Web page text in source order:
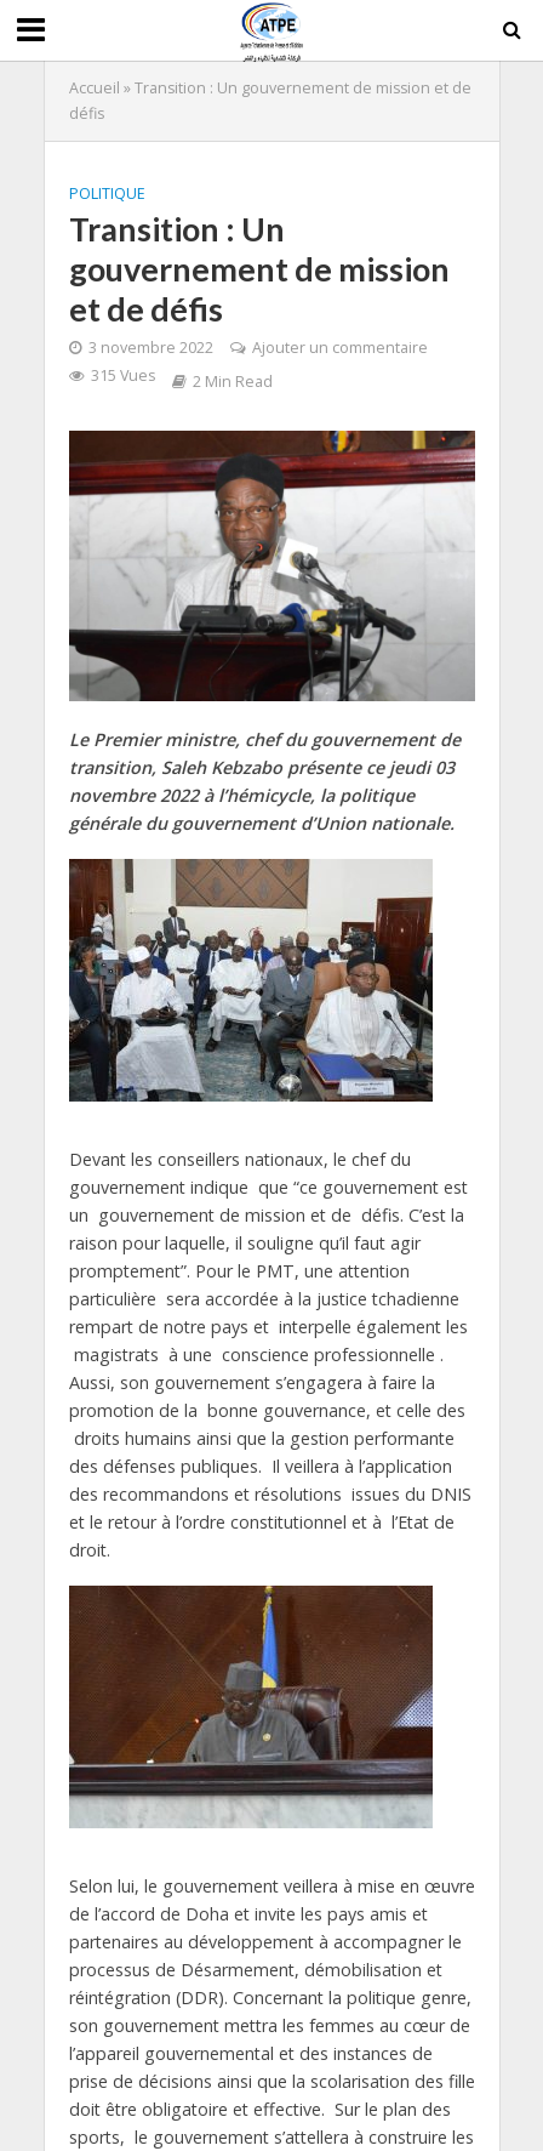
Accueil »Transition : Un gouvernement de mission et de
défis
POLITIQUE
Transition : Un
gouvernement de mission
et de défis
3 novembre 2022
Ajouter un commentaire
315 Vues
2 Min Read
Le Premier ministre, chef du gouvernement de
transition, Saleh Kebzabo présente ce jeudi 03
novembre 2022 à l’hémicycle, la politique
générale du gouvernement d’Union nationale.
Devant les conseillers nationaux, le chef du
gouvernement indique que “ce gouvernement est
un gouvernement de mission et de défis. C’est la
raison pour laquelle, il souligne qu’il faut agir
promptement”. Pour le PMT, une attention
particulière sera accordée à la justice tchadienne
rempart de notre pays et interpelle également les
magistrats à une conscience professionnelle .
Aussi, son gouvernement s’engagera à faire la
promotion de la bonne gouvernance, et celle des
droits humains ainsi que la gestion performante
des défenses publiques. Il veillera à l’application
des recommandons et résolutions issues du DNIS
et le retour à l’ordre constitutionnel et à l’Etat de
droit.
Selon lui, le gouvernement veillera à mise en œuvre
de l’accord de Doha et invite les pays amis et
partenaires au développement à accompagner le
processus de Désarmement, démobilisation et
réintégration (DDR). Concernant la politique genre,
son gouvernement mettra les femmes au cœur de
l’appareil gouvernemental et des instances de
prise de décisions ainsi que la scolarisation des fille
doit être obligatoire et effective. Sur le plan des
sports, le gouvernement s’attellera à construire les